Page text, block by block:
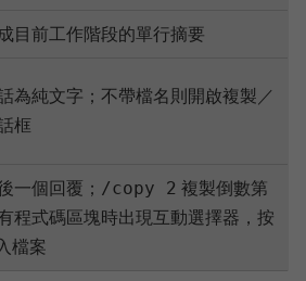
目前工作階段的單行摘要
為純文字；不帶檔名則開啟複製／
框
一個回覆； /copy 2 複製倒數第
程式碼區塊時出現互動選擇器，按
檔案